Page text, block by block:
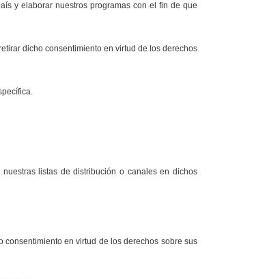
y elaborar nuestros programas con el fin de que
dicho consentimiento en virtud de los derechos
listas de distribución o canales en dichos
en virtud de los derechos sobre sus